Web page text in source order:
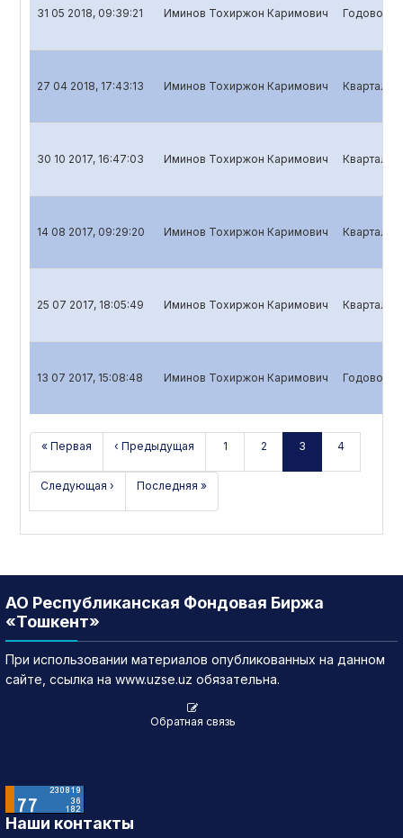
31 05 2018, 09:39:21 Иминов Тохиржон Каримович Годовой
27 04 2018, 17:43:13 Иминов Тохиржон Каримович
30 10 2017, 16:47:03 Иминов Тохиржон Каримович
14 08 2017, 09:29:20 Иминов Тохиржон Каримович
25 07 2017, 18:05:49 Иминов Тохиржон Каримович
13 07 2017, 15:08:48 Иминов Тохиржон Каримович Годовой
« Первая ‹ Предыдущая 1 2 3 4
Следующая › Последняя »
АО Республиканская Фондовая Биржа
«Тошкент»
При использовании материалов опубликованных на данном
сайте, ссылка на www.uzse.uz обязательна.
Обратная связь
Наши контакты